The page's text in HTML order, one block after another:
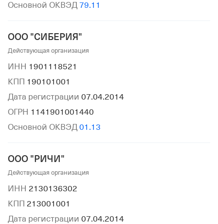
Основной ОКВЭД 79.11
ООО "СИБЕРИЯ"
Действующая организация
ИНН 1901118521
КПП 190101001
Дата регистрации 07.04.2014
ОГРН 1141901001440
Основной ОКВЭД 01.13
ООО "РИЧИ"
Действующая организация
ИНН 2130136302
КПП 213001001
Дата регистрации 07.04.2014